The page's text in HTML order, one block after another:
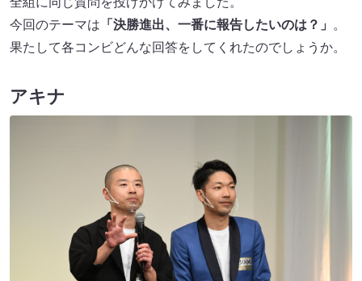
今回のテーマは 「決勝進出、一番に報告したいのは？」
。
果たして各コンビどんな回答をしてくれたのでしょうか。
アキナ